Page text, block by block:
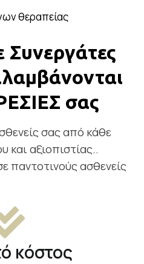
θεραπείας
Συνεργάτες
σας
σας από κάθε
και αξιοπιστίας..
παντοτινούς ασθενείς
κόστος